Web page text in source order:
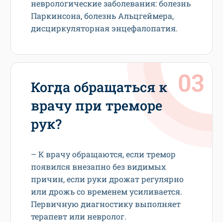
неврологические заболевания: болезнь
Паркинсона, болезнь Альцгеймера,
дисциркуляторная энцефалопатия.
Когда обращаться к
врачу при треморе
рук?
– К врачу обращаются, если тремор
появился внезапно без видимых
причин, если руки дрожат регулярно
или дрожь со временем усиливается.
Первичную диагностику выполняет
терапевт или невролог.